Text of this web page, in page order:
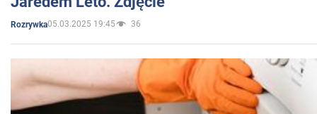
Rozrywka05.03.2025 19:45 36